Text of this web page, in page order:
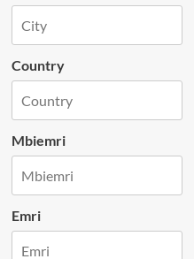
Country
Mbiemri
Emri